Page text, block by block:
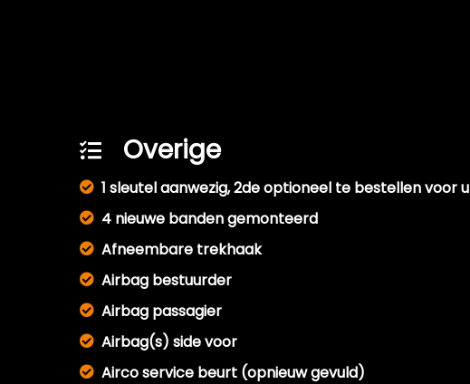
Overige
1 sleutel aanwezig, 2de optioneel te bestellen voor u
4 nieuwe banden gemonteerd
Afneembare trekhaak
Airbag bestuurder
Airbag passagier
Airbag(s) side voor
Airco service beurt (opnieuw gevuld)